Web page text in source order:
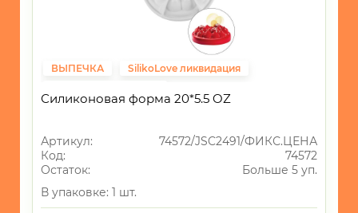
ВЫПЕЧКА
SilikoLove ликвидация
Силиконовая форма 20*5.5 OZ
Артикул:
74572/JSC2491/ФИКС.ЦЕНА
Код:
74572
Остаток:
Больше 5 уп.
В упаковке: 1 шт.